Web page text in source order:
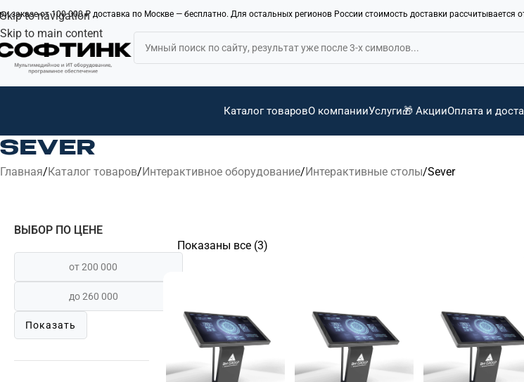
Skip to navigation
Skip to main content
заказе от 100 000 ₽ доставка по Москве — бесплатно. Для остальных регионов России стоимость доставки рассчитывается
Каталог товаровО компанииУслуги🎁 АкцииОплата и
SEVER
Главная Каталог товаров Интерактивное оборудование Интерактивные столы Sever
ВЫБОР ПО ЦЕНЕ
Показать
Показаны все (3)